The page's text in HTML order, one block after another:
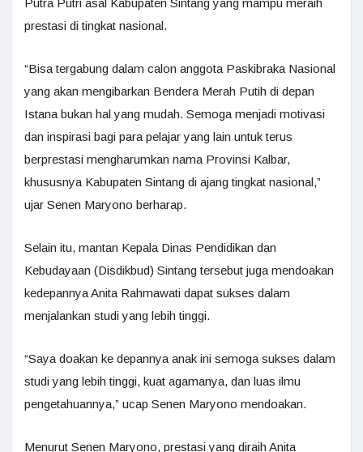
Putra Putri asal Kabupaten Sintang yang mampu meraih
prestasi di tingkat nasional.
“Bisa tergabung dalam calon anggota Paskibraka Nasional
yang akan mengibarkan Bendera Merah Putih di depan
Istana bukan hal yang mudah. Semoga menjadi motivasi
dan inspirasi bagi para pelajar yang lain untuk terus
berprestasi mengharumkan nama Provinsi Kalbar,
khususnya Kabupaten Sintang di ajang tingkat nasional,”
ujar Senen Maryono berharap.
Selain itu, mantan Kepala Dinas Pendidikan dan
Kebudayaan (Disdikbud) Sintang tersebut juga mendoakan
kedepannya Anita Rahmawati dapat sukses dalam
menjalankan studi yang lebih tinggi.
“Saya doakan ke depannya anak ini semoga sukses dalam
studi yang lebih tinggi, kuat agamanya, dan luas ilmu
pengetahuannya,” ucap Senen Maryono mendoakan.
Menurut Senen Maryono, prestasi yang diraih Anita